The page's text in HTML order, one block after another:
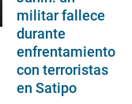
militar fallece
durante
enfrentamiento
con terroristas
en Satipo